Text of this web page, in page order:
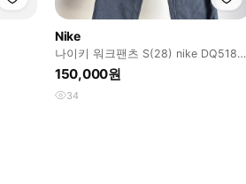
Nike
나이키 워크팬츠 S(28) nike DQ5180-
010
150,000원
34